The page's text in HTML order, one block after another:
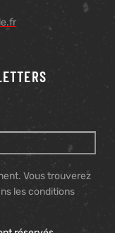
Vous trouverez
les conditions